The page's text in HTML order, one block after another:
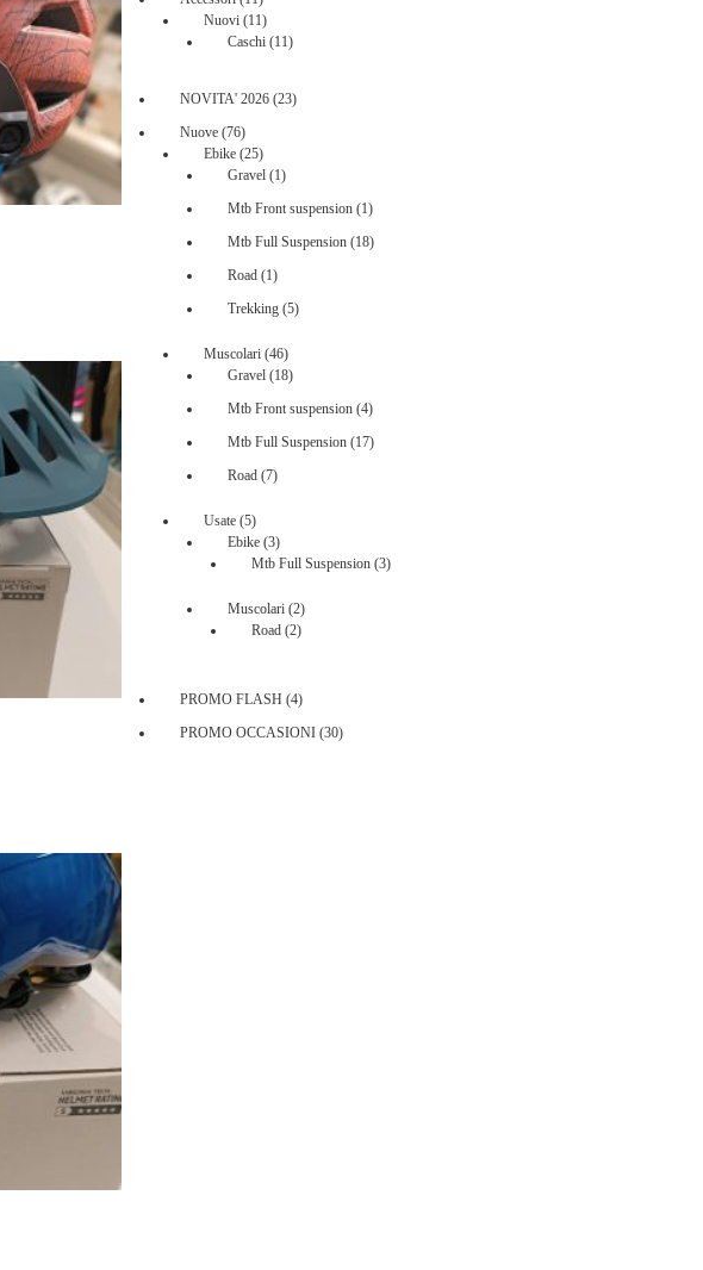
prodotti
Nuovi 1111
prodotti
Caschi 1111
NOVITA' 2026 2323
Nuove 7676
prodotti
Ebike 2525
prodotti
Gravel 11
Mtb Front suspension 11
Mtb Full Suspension 1818
Road 11
Trekking 55
Muscolari 4646
prodotti
Gravel 1818
Mtb Front suspension 44
Mtb Full Suspension 1717
Road 77
Usate 55
prodotti
Ebike 33
prodotti
Mtb Full Suspension 33
Muscolari 22
prodotti
Road 22
PROMO FLASH 44
PROMO OCCASIONI 3030